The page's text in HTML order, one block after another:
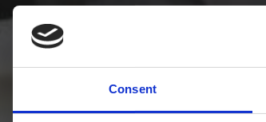
Consent